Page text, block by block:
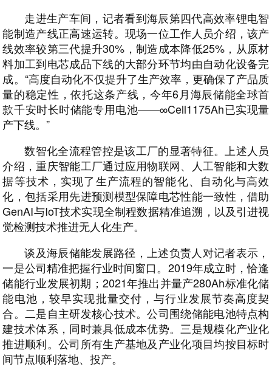
走进生产车间，记者看到海辰第四代高效率锂电智
能制造产线正高速运转。现场一位工作人员介绍，该产
线效率较第三代提升30%，制造成本降低25%，从原材
料加工到电芯成品下线的大部分环节均由自动化设备完
成。“高度自动化不仅提升了生产效率，更确保了产品质
量的稳定性，依托这条产线，今年6月海辰储能全球首
款千安时长时储能专用电池——∞Cell1175Ah已实现量
产下线。”
数智化全流程管控是该工厂的显著特征。上述人员
介绍，重庆智能工厂通过应用物联网、人工智能和大数
据等技术，实现了生产流程的智能化、自动化与高效
化，包括采用先进预测模型保障电芯性能一致性，借助
GenAI与IoT技术实现全制程数据精准追溯，以及引进视
觉检测技术推进无人化生产。
谈及海辰储能发展路径，上述负责人对记者表示，
一是公司精准把握行业时间窗口。2019年成立时，恰逢
储能行业发展初期；2021年推出并量产280Ah标准化储
能电池，较早实现批量交付，与行业发展节奏高度契
合。二是自主研发核心技术。公司围绕储能电池特点构
建技术体系，同时兼具低成本优势。三是规模化产业化
推进顺利。公司所有生产基地及产业化项目均按目标时
间节点顺利落地、投产。